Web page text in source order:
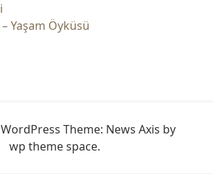
Yaşam Öyküsü
Theme: News Axis by
wp theme space.